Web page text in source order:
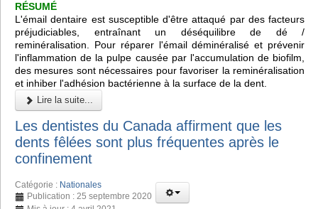
RÉSUMÉ
L'émail dentaire est susceptible d'être attaqué par des facteurs
préjudiciables, entraînant un déséquilibre de dé /
reminéralisation. Pour réparer l'émail déminéralisé et prévenir
l'inflammation de la pulpe causée par l'accumulation de biofilm,
des mesures sont nécessaires pour favoriser la reminéralisation
et inhiber l'adhésion bactérienne à la surface de la dent.
Lire la suite...
Les dentistes du Canada affirment que les
dents fêlées sont plus fréquentes après le
confinement
Catégorie : Nationales
Publication : 25 septembre 2020